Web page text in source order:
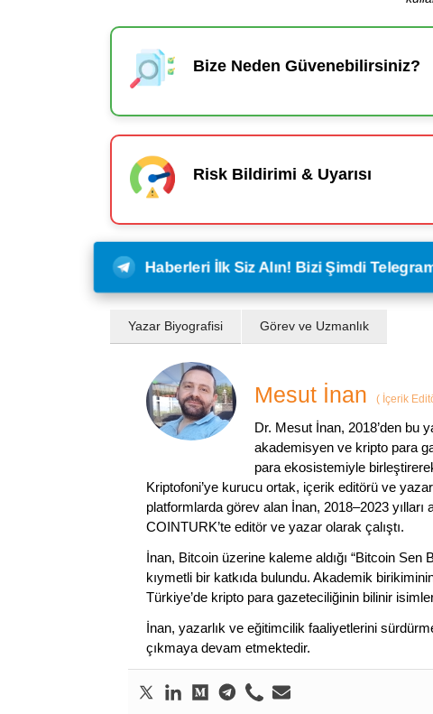
Bize Neden Güvenebilirsiniz?
Risk Bildirimi & Uyarısı
Haberleri İlk Siz Alın! Bizi Şimdi
Yazar Biyografisi Görev ve Uzmanlık
Mesut İnan ( İçerik
Dr. Mesut İnan, 2018’den bu
akademisyen ve kripto para
para ekosistemiyle
Kriptofoni’ye kurucu ortak, içerik editörü ve
platformlarda görev alan İnan, 2018–2023 yılları
COINTURK’te editör ve yazar olarak çalıştı.
İnan, Bitcoin üzerine kaleme aldığı “Bitcoin
kıymetli bir katkıda bulundu. Akademik
Türkiye’de kripto para gazeteciliğinin bilinir
İnan, yazarlık ve eğitimcilik faaliyetlerini
çıkmaya devam etmektedir.